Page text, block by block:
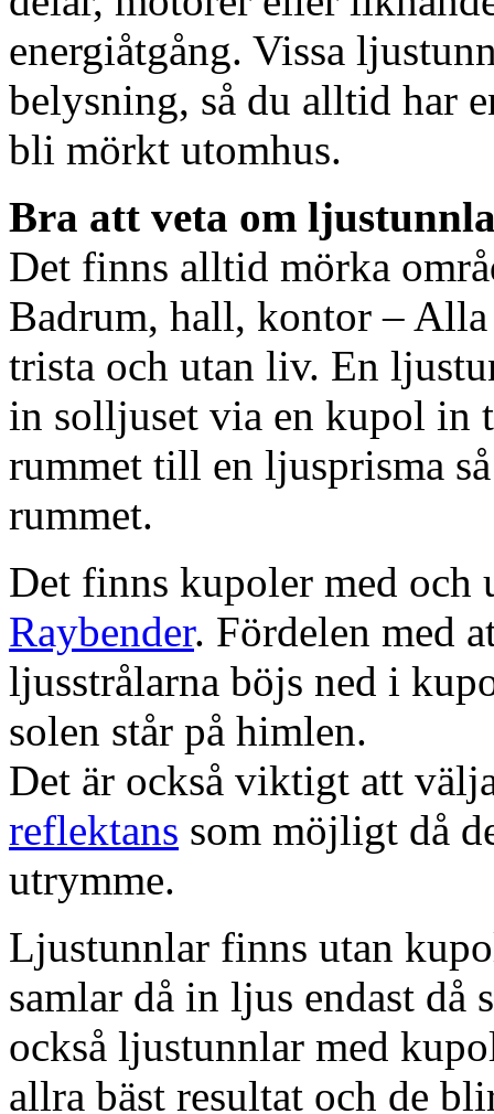
energiåtgång. Vissa
belysning, så du alltid har
bli mörkt utomhus.
Bra att veta om
Det finns alltid mörka
Badrum, hall, kontor – Alla
trista och utan liv. En
in solljuset via en kupol in
rummet till en ljusprisma
rummet.
Det finns kupoler med och
Raybender. Fördelen med
ljusstrålarna böjs ned i
solen står på himlen.
Det är också viktigt att
reflektans som möjligt då
utrymme.
Ljustunnlar finns utan
samlar då in ljus endast då
också ljustunnlar med
allra bäst resultat och de